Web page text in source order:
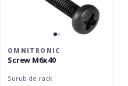
OMNITRONIC
Screw M6x40
Surub de rack